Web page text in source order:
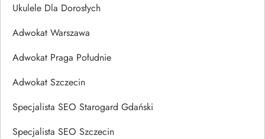
Ukulele Dla Dorosłych
Adwokat Warszawa
Adwokat Praga Południe
Adwokat Szczecin
Specjalista SEO Starogard Gdański
Specjalista SEO Szczecin